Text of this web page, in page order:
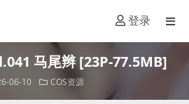
登录
马尾辫 [23P-77.5MB]
06-10 COS资源